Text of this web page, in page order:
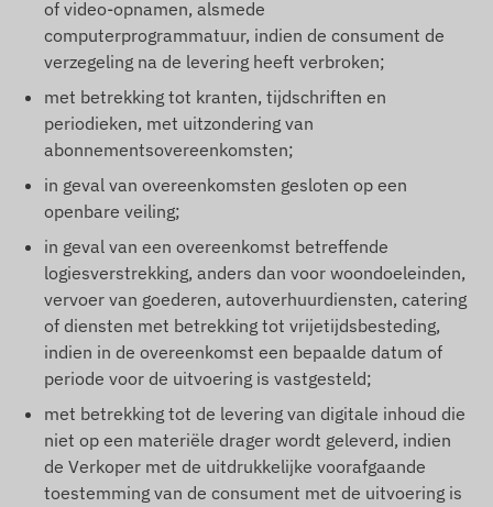
of video-opnamen, alsmede
computerprogrammatuur, indien de consument de
verzegeling na de levering heeft verbroken;
met betrekking tot kranten, tijdschriften en
periodieken, met uitzondering van
abonnementsovereenkomsten;
in geval van overeenkomsten gesloten op een
openbare veiling;
in geval van een overeenkomst betreffende
logiesverstrekking, anders dan voor woondoeleinden,
vervoer van goederen, autoverhuurdiensten, catering
of diensten met betrekking tot vrijetijdsbesteding,
indien in de overeenkomst een bepaalde datum of
periode voor de uitvoering is vastgesteld;
met betrekking tot de levering van digitale inhoud die
niet op een materiële drager wordt geleverd, indien
de Verkoper met de uitdrukkelijke voorafgaande
toestemming van de consument met de uitvoering is